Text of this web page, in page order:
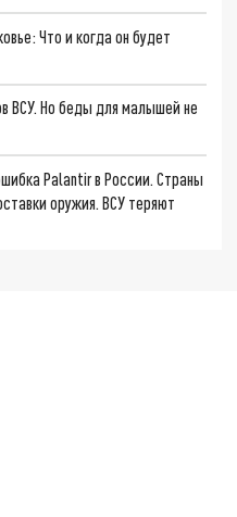
Что и когда он будет
ВСУ. Но беды для малышей не
Palantir в России. Страны
оружия. ВСУ теряют